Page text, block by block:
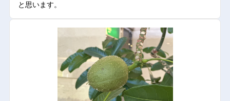
と思います。